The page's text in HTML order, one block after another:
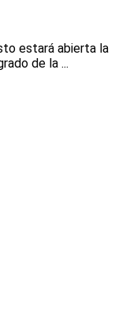
estará abierta la
de la ...